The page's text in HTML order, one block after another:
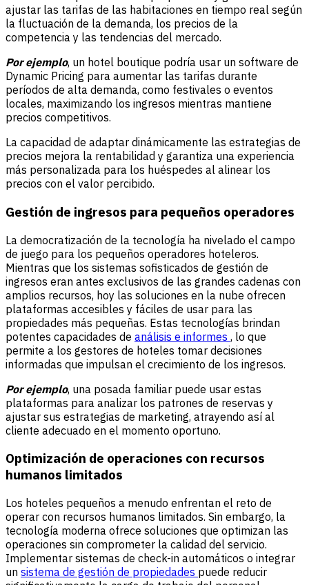
ajustar las tarifas de las habitaciones en tiempo real según
la fluctuación de la demanda, los precios de la
competencia y las tendencias del mercado.
Por ejemplo, un hotel boutique podría usar un software de
Dynamic Pricing para aumentar las tarifas durante
períodos de alta demanda, como festivales o eventos
locales, maximizando los ingresos mientras mantiene
precios competitivos.
La capacidad de adaptar dinámicamente las estrategias de
precios mejora la rentabilidad y garantiza una experiencia
más personalizada para los huéspedes al alinear los
precios con el valor percibido.
Gestión de ingresos para pequeños operadores
La democratización de la tecnología ha nivelado el campo
de juego para los pequeños operadores hoteleros.
Mientras que los sistemas sofisticados de gestión de
ingresos eran antes exclusivos de las grandes cadenas con
amplios recursos, hoy las soluciones en la nube ofrecen
plataformas accesibles y fáciles de usar para las
propiedades más pequeñas. Estas tecnologías brindan
potentes capacidades de análisis e informes , lo que
permite a los gestores de hoteles tomar decisiones
informadas que impulsan el crecimiento de los ingresos.
Por ejemplo, una posada familiar puede usar estas
plataformas para analizar los patrones de reservas y
ajustar sus estrategias de marketing, atrayendo así al
cliente adecuado en el momento oportuno.
Optimización de operaciones con recursos
humanos limitados
Los hoteles pequeños a menudo enfrentan el reto de
operar con recursos humanos limitados. Sin embargo, la
tecnología moderna ofrece soluciones que optimizan las
operaciones sin comprometer la calidad del servicio.
Implementar sistemas de check-in automáticos o integrar
un sistema de gestión de propiedades puede reducir